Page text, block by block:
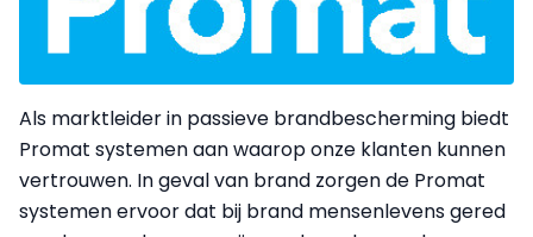
Als marktleider in passieve brandbescherming biedt
Promat systemen aan waarop onze klanten kunnen
vertrouwen. In geval van brand zorgen de Promat
systemen ervoor dat bij brand mensenlevens gered